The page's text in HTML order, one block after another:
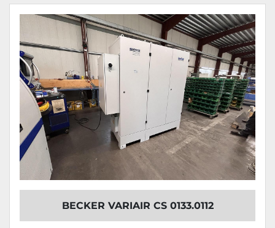
Sortieren nach
BECKER VARIAIR CS 0133.0112